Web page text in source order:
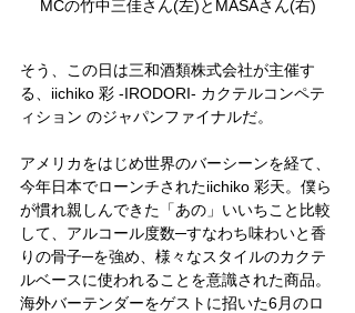
MCの竹中三佳さん(左)とMASAさん(右)
そう、この日は三和酒類株式会社が主催す
る、iichiko 彩 -IRODORI- カクテルコンペテ
ィション のジャパンファイナルだ。
アメリカをはじめ世界のバーシーンを経て、
今年日本でローンチされたiichiko 彩天。僕ら
が慣れ親しんできた「あの」いいちこと比較
して、アルコール度数─すなわち味わいと香
りの骨子─を強め、様々なスタイルのカクテ
ルベースに使われることを意識された商品。
海外バーテンダーをゲストに招いた6月のロ